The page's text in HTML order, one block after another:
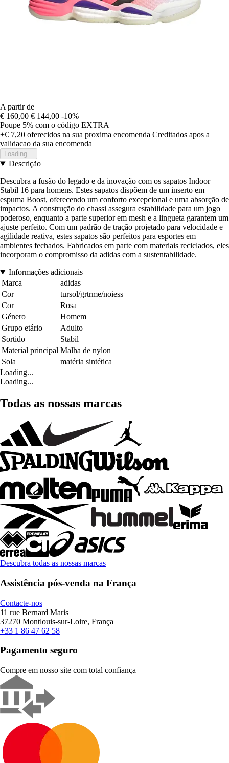
A partir de
€ 160,00 € 144,00 -10%
Poupe 5% com o código EXTRA
+€ 7,20 oferecidos na sua proxima encomenda Creditados apos a
validacao da sua encomenda
Loading...
Descrição
Descubra a fusão do legado e da inovação com os sapatos Indoor
Stabil 16 para homens. Estes sapatos dispõem de um inserto em
espuma Boost, oferecendo um conforto excepcional e uma absorção de
impactos. A construção do chassi assegura estabilidade para um jogo
poderoso, enquanto a parte superior em mesh e a lingueta garantem um
ajuste perfeito. Com um padrão de tração projetado para velocidade e
agilidade reativa, estes sapatos são perfeitos para esportes em
ambientes fechados. Fabricados em parte com materiais reciclados, eles
incorporam o compromisso da adidas com a sustentabilidade.
Informações adicionais
Marca
adidas
Cor
tursol/grtrme/noiess
Cor
Rosa
Género
Homem
Grupo etário
Adulto
Sortido
Stabil
Material principal Malha de nylon
Sola
matéria sintética
Loading...
Loading...
Todas as nossas marcas
Descubra todas as nossas marcas
Assistência pós-venda na França
Contacte-nos
11 rue Bernard Maris
37270 Montlouis-sur-Loire, França
+33 1 86 47 62 58
Pagamento seguro
Compre em nosso site com total confiança